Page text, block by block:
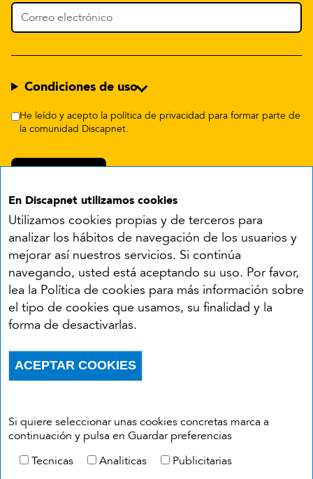
En Discapnet utilizamos cookies
Utilizamos cookies propias y de terceros para
analizar los hábitos de navegación de los usuarios y
mejorar así nuestros servicios. Si continúa
navegando, usted está aceptando su uso. Por favor,
lea la Política de cookies para más información sobre
el tipo de cookies que usamos, su finalidad y la
forma de desactivarlas.
Si quiere seleccionar unas cookies concretas marca a
continuación y pulsa en Guardar preferencias
Tecnicas
Analiticas Publicitarias
ACEPTAR COOKIES
Condiciones de uso
He leído y acepto la política de privacidad para formar parte de
la comunidad Discapnet.
Síguenos en:
YouTube
Menú del pie
AccesibilidadAviso legal
Política de privacidad